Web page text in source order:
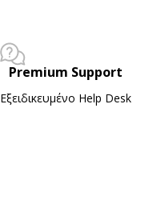
Premium Support
Εξειδικευμένο Ηelp Desk